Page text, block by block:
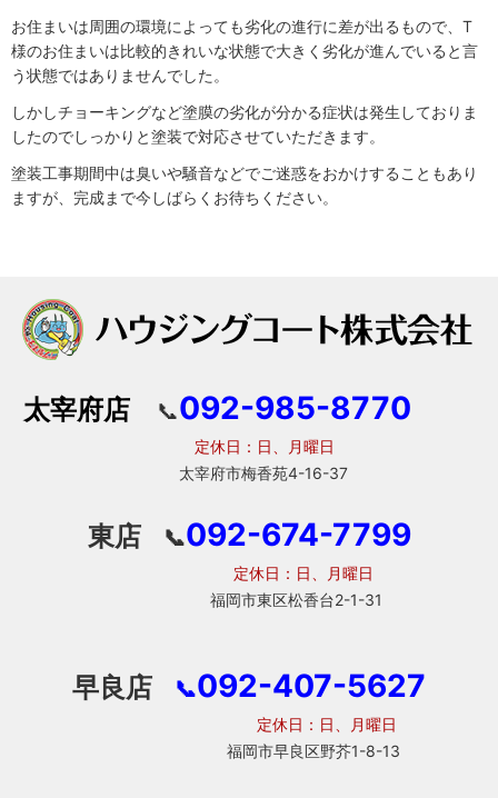
お住まいは周囲の環境によっても劣化の進行に差が出るもので、T
様のお住まいは比較的きれいな状態で大きく劣化が進んでいると言
う状態ではありませんでした。
しかしチョーキングなど塗膜の劣化が分かる症状は発生しておりま
したのでしっかりと塗装で対応させていただきます。
塗装工事期間中は臭いや騒音などでご迷惑をおかけすることもあり
ますが、完成まで今しばらくお待ちください。
太宰府店 📞092-985-8770
定休日：日、月曜日
太宰府市梅香苑4-16-37
東店 📞092-674-7799
定休日：日、月曜日
福岡市東区松香台2-1-31
早良店 📞092-407-5627
定休日：日、月曜日
福岡市早良区野芥1-8-13